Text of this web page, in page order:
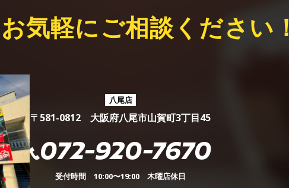
お気軽にご相談ください！
八尾店
〒581-0812 大阪府八尾市山賀町3丁目45
072-920-7670
受付時間 10:00〜19:00 木曜店休日